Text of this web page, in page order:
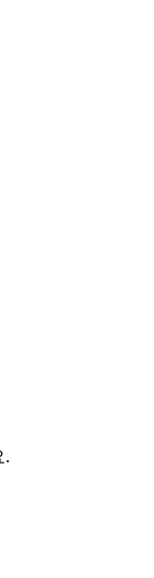
.